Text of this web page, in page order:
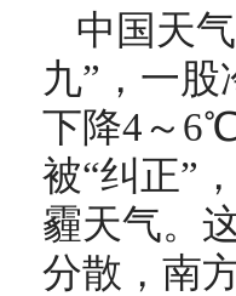
中国天
九”，一
下降4～
被“纠正”
霾天气。
分散，南